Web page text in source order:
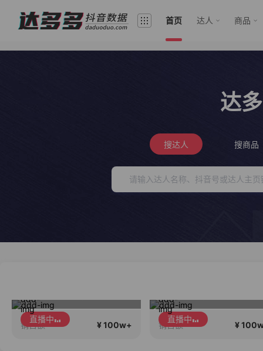
首页 达人 商品
达
搜达人 搜商品
直播中
销售额 ¥ 100w+
直播中
销售额 ¥